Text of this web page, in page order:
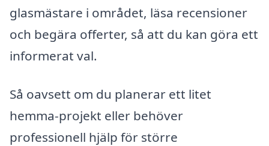
glasmästare i området, läsa recensioner
och begära offerter, så att du kan göra ett
informerat val.
Så oavsett om du planerar ett litet
hemma-projekt eller behöver
professionell hjälp för större